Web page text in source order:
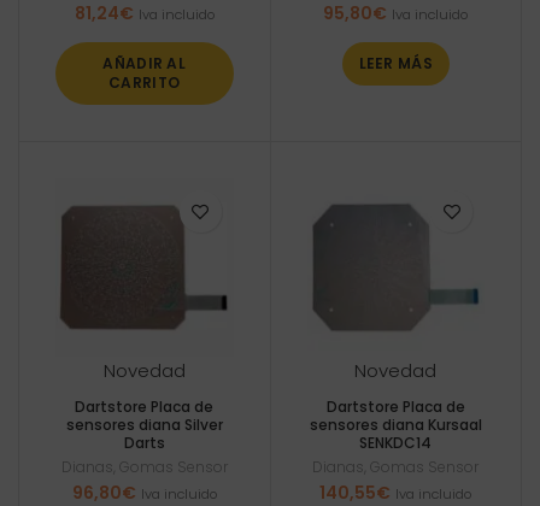
81,24€ Iva incluido
AÑADIR AL
CARRITO
95,80€ Iva incluido
LEER MÁS
Novedad
Dartstore Placa de
sensores diana Silver
Darts
Dianas Gomas Sensor
96,80€ Iva incluido
Novedad
Dartstore Placa de
sensores diana Kursaal
SENKDC14
Dianas ,Gomas Sensor
140,55€ Iva incluido